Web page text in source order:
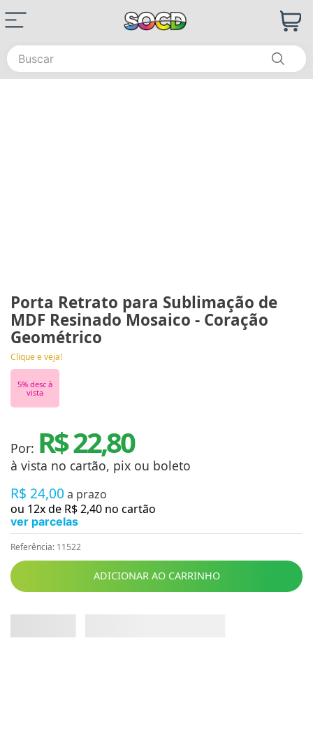
Buscar
Porta Retrato para Sublimação de
MDF Resinado Mosaico - Coração
Geométrico
Clique e veja!
5% desc à
vista
Por: R$ 22,80
à vista no cartão, pix ou boleto
R$ 24,00 a prazo
ou 12x de R$2,40 no cartão
ver parcelas
Referência: 11522
ADICIONAR AO CARRINHO